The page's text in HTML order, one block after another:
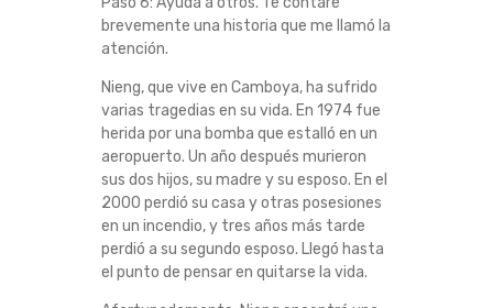
brevemente una historia que me llamó la
atención.
Nieng, que vive en Camboya, ha sufrido
varias tragedias en su vida. En 1974 fue
herida por una bomba que estalló en un
aeropuerto. Un año después murieron
sus dos hijos, su madre y su esposo. En el
2000 perdió su casa y otras posesiones
en un incendio, y tres años más tarde
perdió a su segundo esposo. Llegó hasta
el punto de pensar en quitarse la vida.